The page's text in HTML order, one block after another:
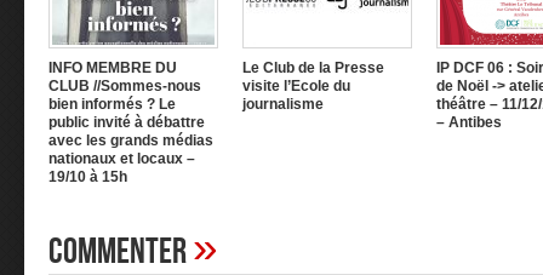
INFO MEMBRE DU
CLUB //Sommes-nous
bien informés ? Le
public invité à débattre
avec les grands médias
nationaux et locaux –
19/10 à 15h
Le Club de la Presse
visite l’Ecole du
journalisme
IP DCF 06 :
de Noël ->
théâtre – 11/
– Antibes
Commenter»